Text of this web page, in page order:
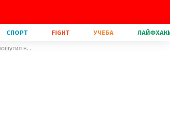
СПОРТ FIGHT УЧЕБА
"Всем замолчать, я делаю предложение": парень экс-невесты Кличко жестоко пошутил над Хайден